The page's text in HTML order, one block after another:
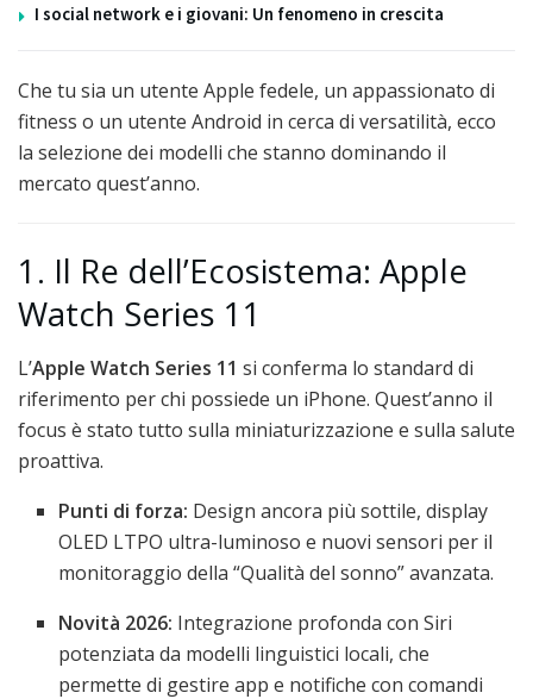
I social network e i giovani: Un fenomeno in crescita
Che tu sia un utente Apple fedele, un appassionato di
fitness o un utente Android in cerca di versatilità, ecco
la selezione dei modelli che stanno dominando il
mercato quest’anno.
1. Il Re dell’Ecosistema: Apple
Watch Series 11
L’Apple Watch Series 11 si conferma lo standard di
riferimento per chi possiede un iPhone. Quest’anno il
focus è stato tutto sulla miniaturizzazione e sulla salute
proattiva.
Punti di forza: Design ancora più sottile, display
OLED LTPO ultra-luminoso e nuovi sensori per il
monitoraggio della “Qualità del sonno” avanzata.
Novità 2026: Integrazione profonda con Siri
potenziata da modelli linguistici locali, che
permette di gestire app e notifiche con comandi